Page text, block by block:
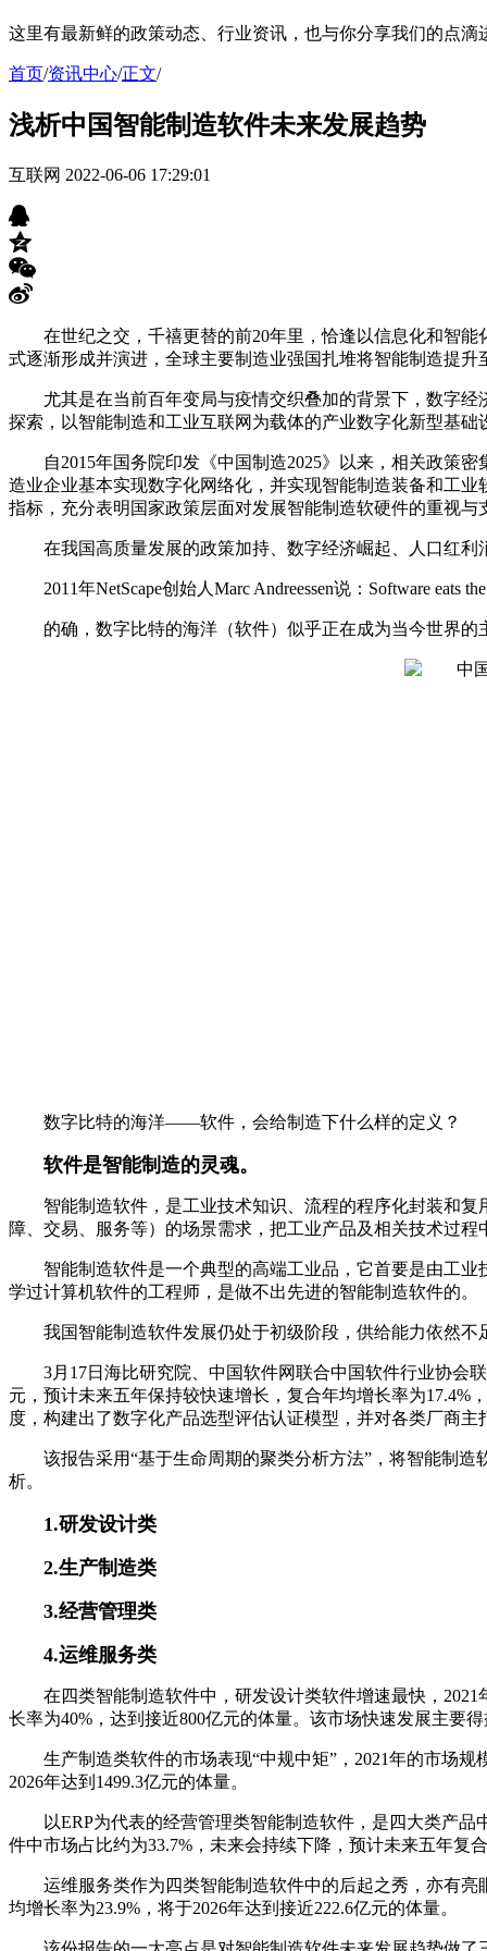
这里有最新鲜的政策动态、行业资讯，也与你分享我们的点滴
首页/资讯中心/正文/
浅析中国智能制造软件未来发展趋势
互联网 2022-06-06 17:29:01
在世纪之交，千禧更替的前20年里，恰逢以信息化和智
式逐渐形成并演进，全球主要制造业强国扎堆将智能制造提升
尤其是在当前百年变局与疫情交织叠加的背景下，数字
探索，以智能制造和工业互联网为载体的产业数字化新型基
自2015年国务院印发《中国制造2025》以来，相关政策
造业企业基本实现数字化网络化，并实现智能制造装备和工
指标，充分表明国家政策层面对发展智能制造软硬件的重视
在我国高质量发展的政策加持、数字经济崛起、人口红
2011年NetScape创始人Marc Andreessen说：Software
的确，数字比特的海洋（软件）似乎正在成为当今世界
数字比特的海洋——软件，会给制造下什么样的定义？
软件是智能制造的灵魂。
智能制造软件，是工业技术知识、流程的程序化封装和
障、交易、服务等）的场景需求，把工业产品及相关技术过
智能制造软件是一个典型的高端工业品，它首要是由工
学过计算机软件的工程师，是做不出先进的智能制造软件的。
我国智能制造软件发展仍处于初级阶段，供给能力依然
3月17日海比研究院、中国软件网联合中国软件行业协会
元，预计未来五年保持较快速增长，复合年均增长率为17.4%
度，构建出了数字化产品选型评估认证模型，并对各类厂商
该报告采用“基于生命周期的聚类分析方法”，将智能制
析。
1.研发设计类
2.生产制造类
3.经营管理类
4.运维服务类
在四类智能制造软件中，研发设计类软件增速最快，
长率为40%，达到接近800亿元的体量。该市场快速发展主要
生产制造类软件的市场表现“中规中矩”，2021年的市场
2026年达到1499.3亿元的体量。
以ERP为代表的经营管理类智能制造软件，是四大类产
件中市场占比约为33.7%，未来会持续下降，预计未来五年复
运维服务类作为四类智能制造软件中的后起之秀，亦有
均增长率为23.9%，将于2026年达到接近222.6亿元的体量。